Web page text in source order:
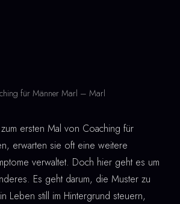
für Männer Marl – Marl
ersten Mal von Coaching für
erwarten sie oft eine weitere
verwaltet. Doch hier geht es um
Es geht darum, die Muster zu
Leben still im Hintergrund steuern,